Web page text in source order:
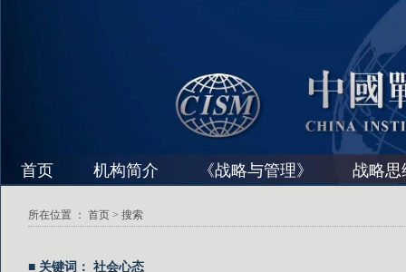
首页 机构简介 《战略与管理》 战略思
所在位置 ： 首页 > 搜索
■ 关键词： 社会心态